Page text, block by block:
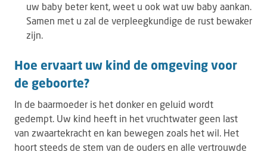
uw baby beter kent, weet u ook wat uw baby aankan.
Samen met u zal de verpleegkundige de rust bewaker
zijn.
Hoe ervaart uw kind de omgeving voor
de geboorte?
In de baarmoeder is het donker en geluid wordt
gedempt. Uw kind heeft in het vruchtwater geen last
van zwaartekracht en kan bewegen zoals het wil. Het
hoort steeds de stem van de ouders en alle vertrouwde